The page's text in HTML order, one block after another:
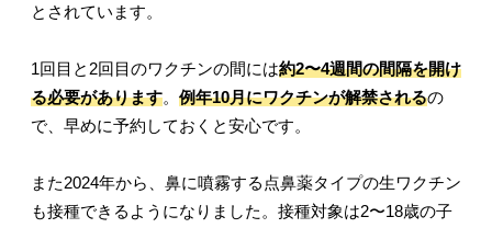
とされています。
1回目と2回目のワクチンの間には約2〜4週間の間隔を開け
る必要があります。 例年10月にワクチンが解禁されるの
で、早めに予約しておくと安心です。
また2024年から、鼻に噴霧する点鼻薬タイプの生ワクチン
も接種できるようになりました。接種対象は2〜18歳の子